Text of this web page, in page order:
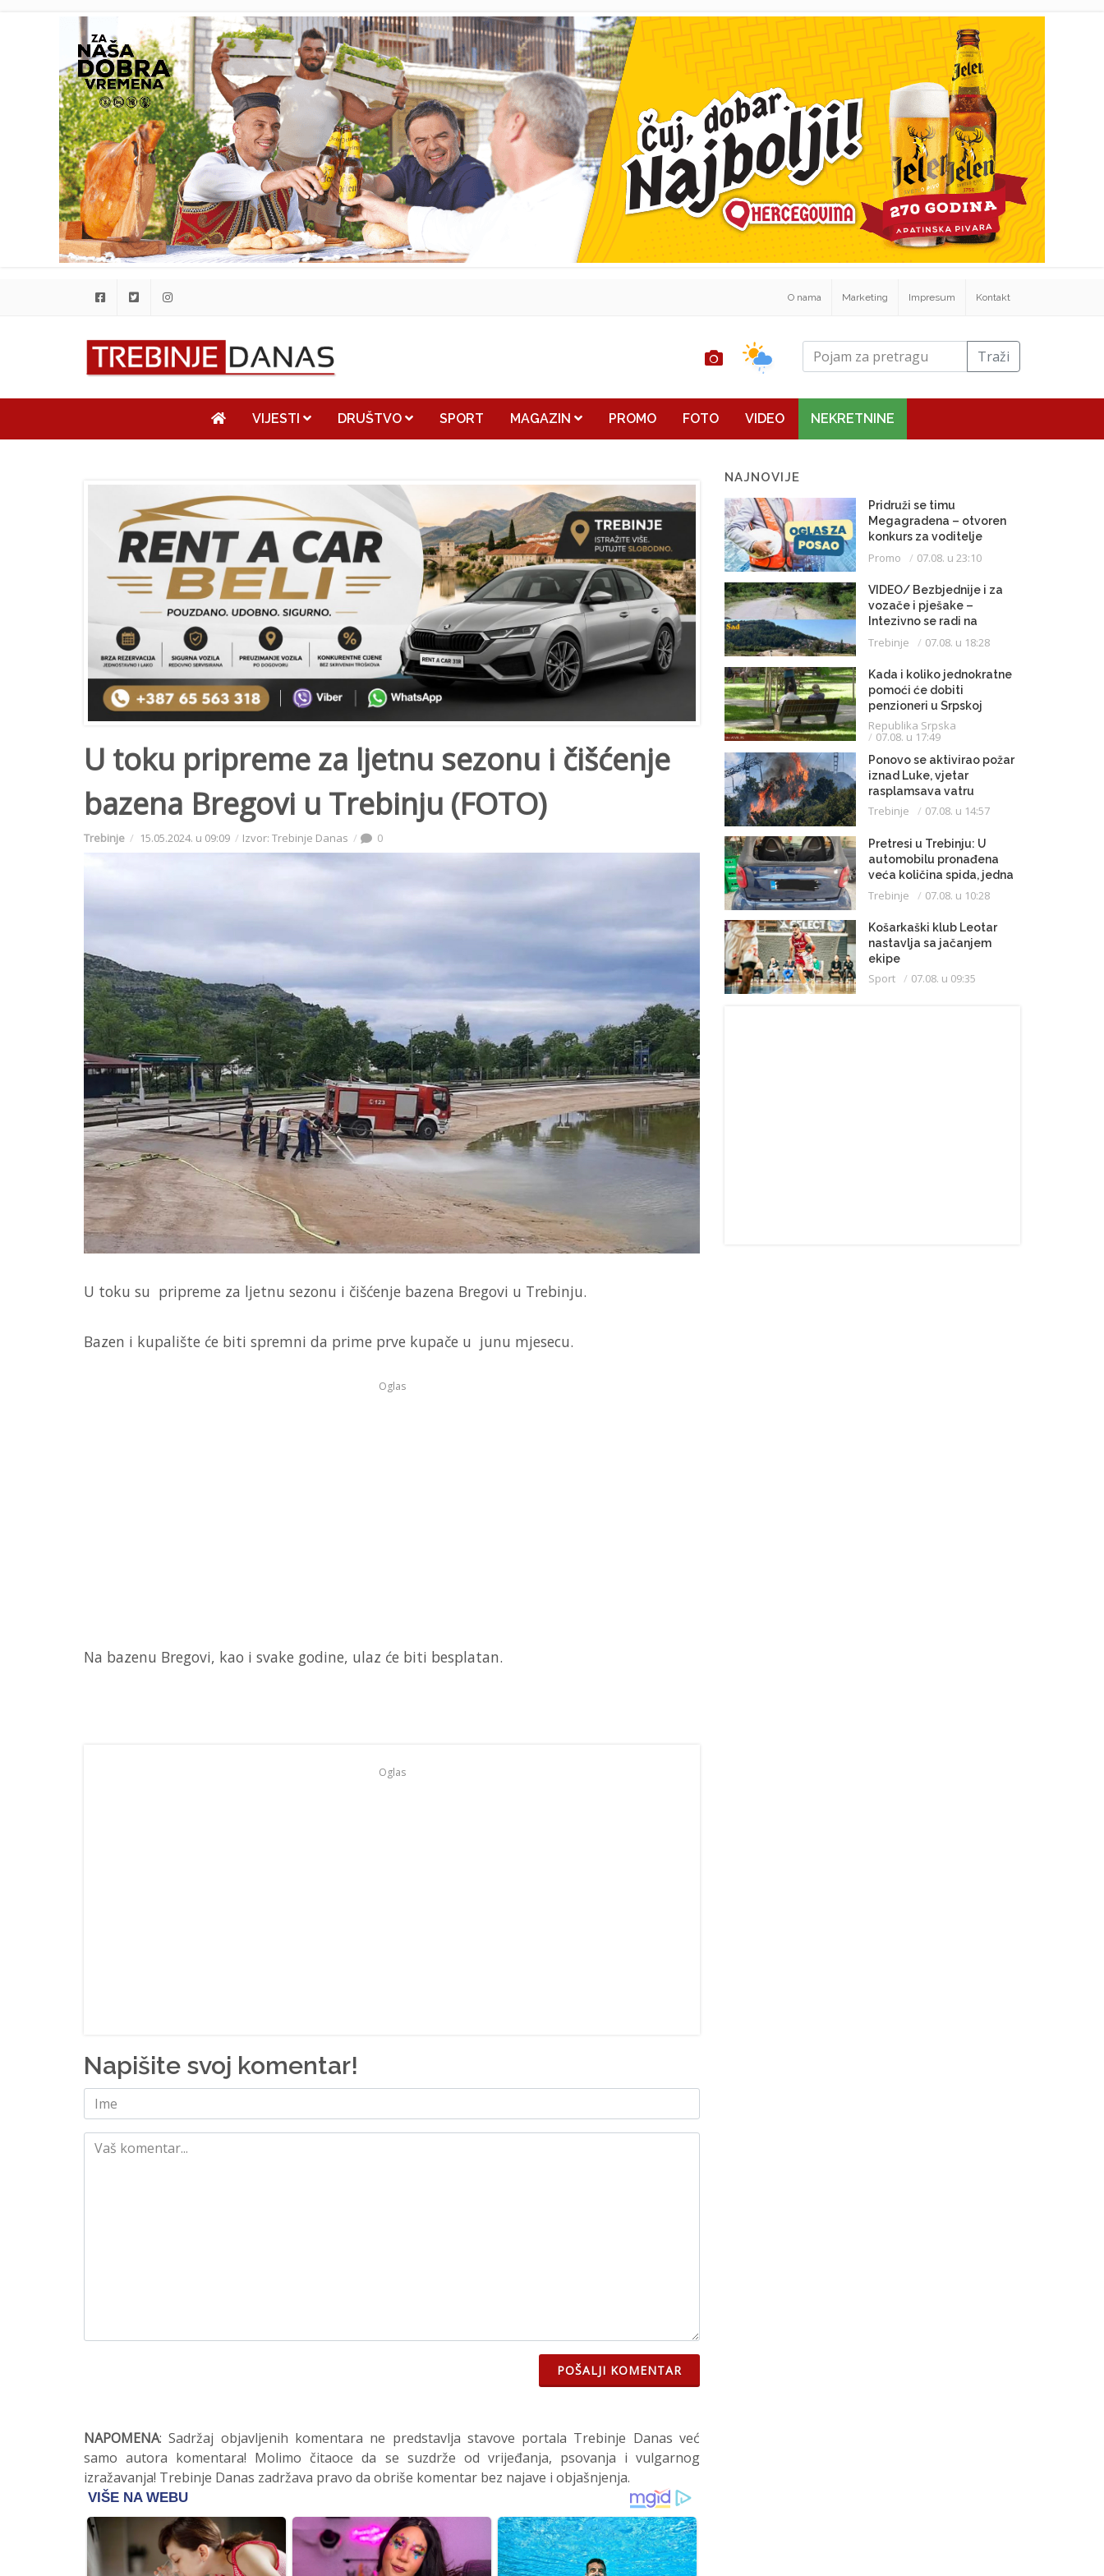
O nama Marketing Impresum Kontakt
Traži
VIJESTI DRUŠTVO SPORT MAGAZIN PROMO FOTO VIDEO NEKRETNINE
U toku pripreme za ljetnu sezonu i čišćenje
bazena Bregovi u Trebinju (FOTO)
Trebinje 15.05.2024. u 09:09 Izvor: Trebinje Danas 0
U toku su pripreme za ljetnu sezonu i čišćenje bazena Bregovi u Trebinju.
Bazen i kupalište će biti spremni da prime prve kupače u junu mjesecu.
Oglas
Na bazenu Bregovi, kao i svake godine, ulaz će biti besplatan.
Oglas
Napišite svoj komentar!
POŠALJI KOMENTAR
NAPOMENA: Sadržaj objavljenih komentara ne predstavlja stavove portala Trebinje Danas već
samo autora komentara! Molimo čitaoce da se suzdrže od vrijeđanja, psovanja i vulgarnog
izražavanja! Trebinje Danas zadržava pravo da obriše komentar bez najave i objašnjenja.
NAJNOVIJE
Pridruži se timu
Megagradena – otvoren
konkurs za voditelje
gradilišta
Promo 07.08. u 23:10
VIDEO/ Bezbjednije i za
vozače i pješake –
Intezivno se radi na
proširenju saobraćajnice
Trebinje 07.08. u 18:28
Kada i koliko jednokratne
pomoći će dobiti
penzioneri u Srpskoj
Republika Srpska
07.08. u 17:49
Ponovo se aktivirao požar
iznad Luke, vjetar
rasplamsava vatru
Trebinje 07.08. u 14:57
Pretresi u Trebinju: U
automobilu pronađena
veća količina spida, jedna
osoba uhapšena
Trebinje 07.08. u 10:28
Košarkaški klub Leotar
nastavlja sa jačanjem
ekipe
Sport 07.08. u 09:35